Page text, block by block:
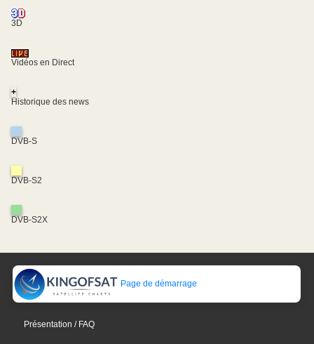
3D
Vidéos en Direct
+
Historique des news
DVB-S
DVB-S2
DVB-S2X
Page de démarrage
Présentation / FAQ